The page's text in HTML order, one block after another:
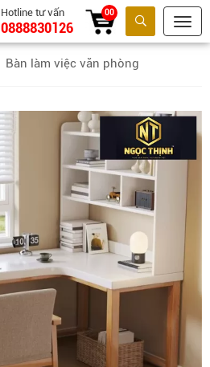
Tìm kiếm
Hotline tư vấn
0888830126
00
Bàn làm việc văn phòng